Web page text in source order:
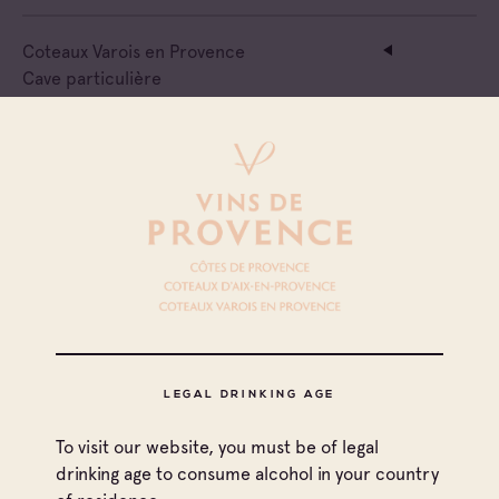
LEGAL DRINKING AGE
To visit our website, you must be of legal
drinking age to consume alcohol in your country
Coteaux Varois en Provence
Cave particulière
Coteaux Varois en Provence
Cave particulière
Domaine La Goujonne
Domaine Saint Julien
Coteaux Varois en Provence
Cave particulière